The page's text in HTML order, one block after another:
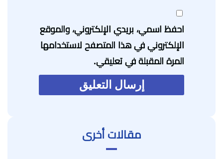
احفظ اسمي، بريدي الإلكتروني، والموقع
الإلكتروني في هذا المتصفح لاستخدامها
المرة المقبلة في تعليقي.
مقالات أخرى